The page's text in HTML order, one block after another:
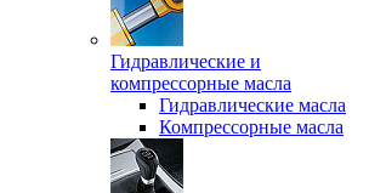
Гидравлические и
компрессорные масла
Гидравлические масла
Компрессорные масла